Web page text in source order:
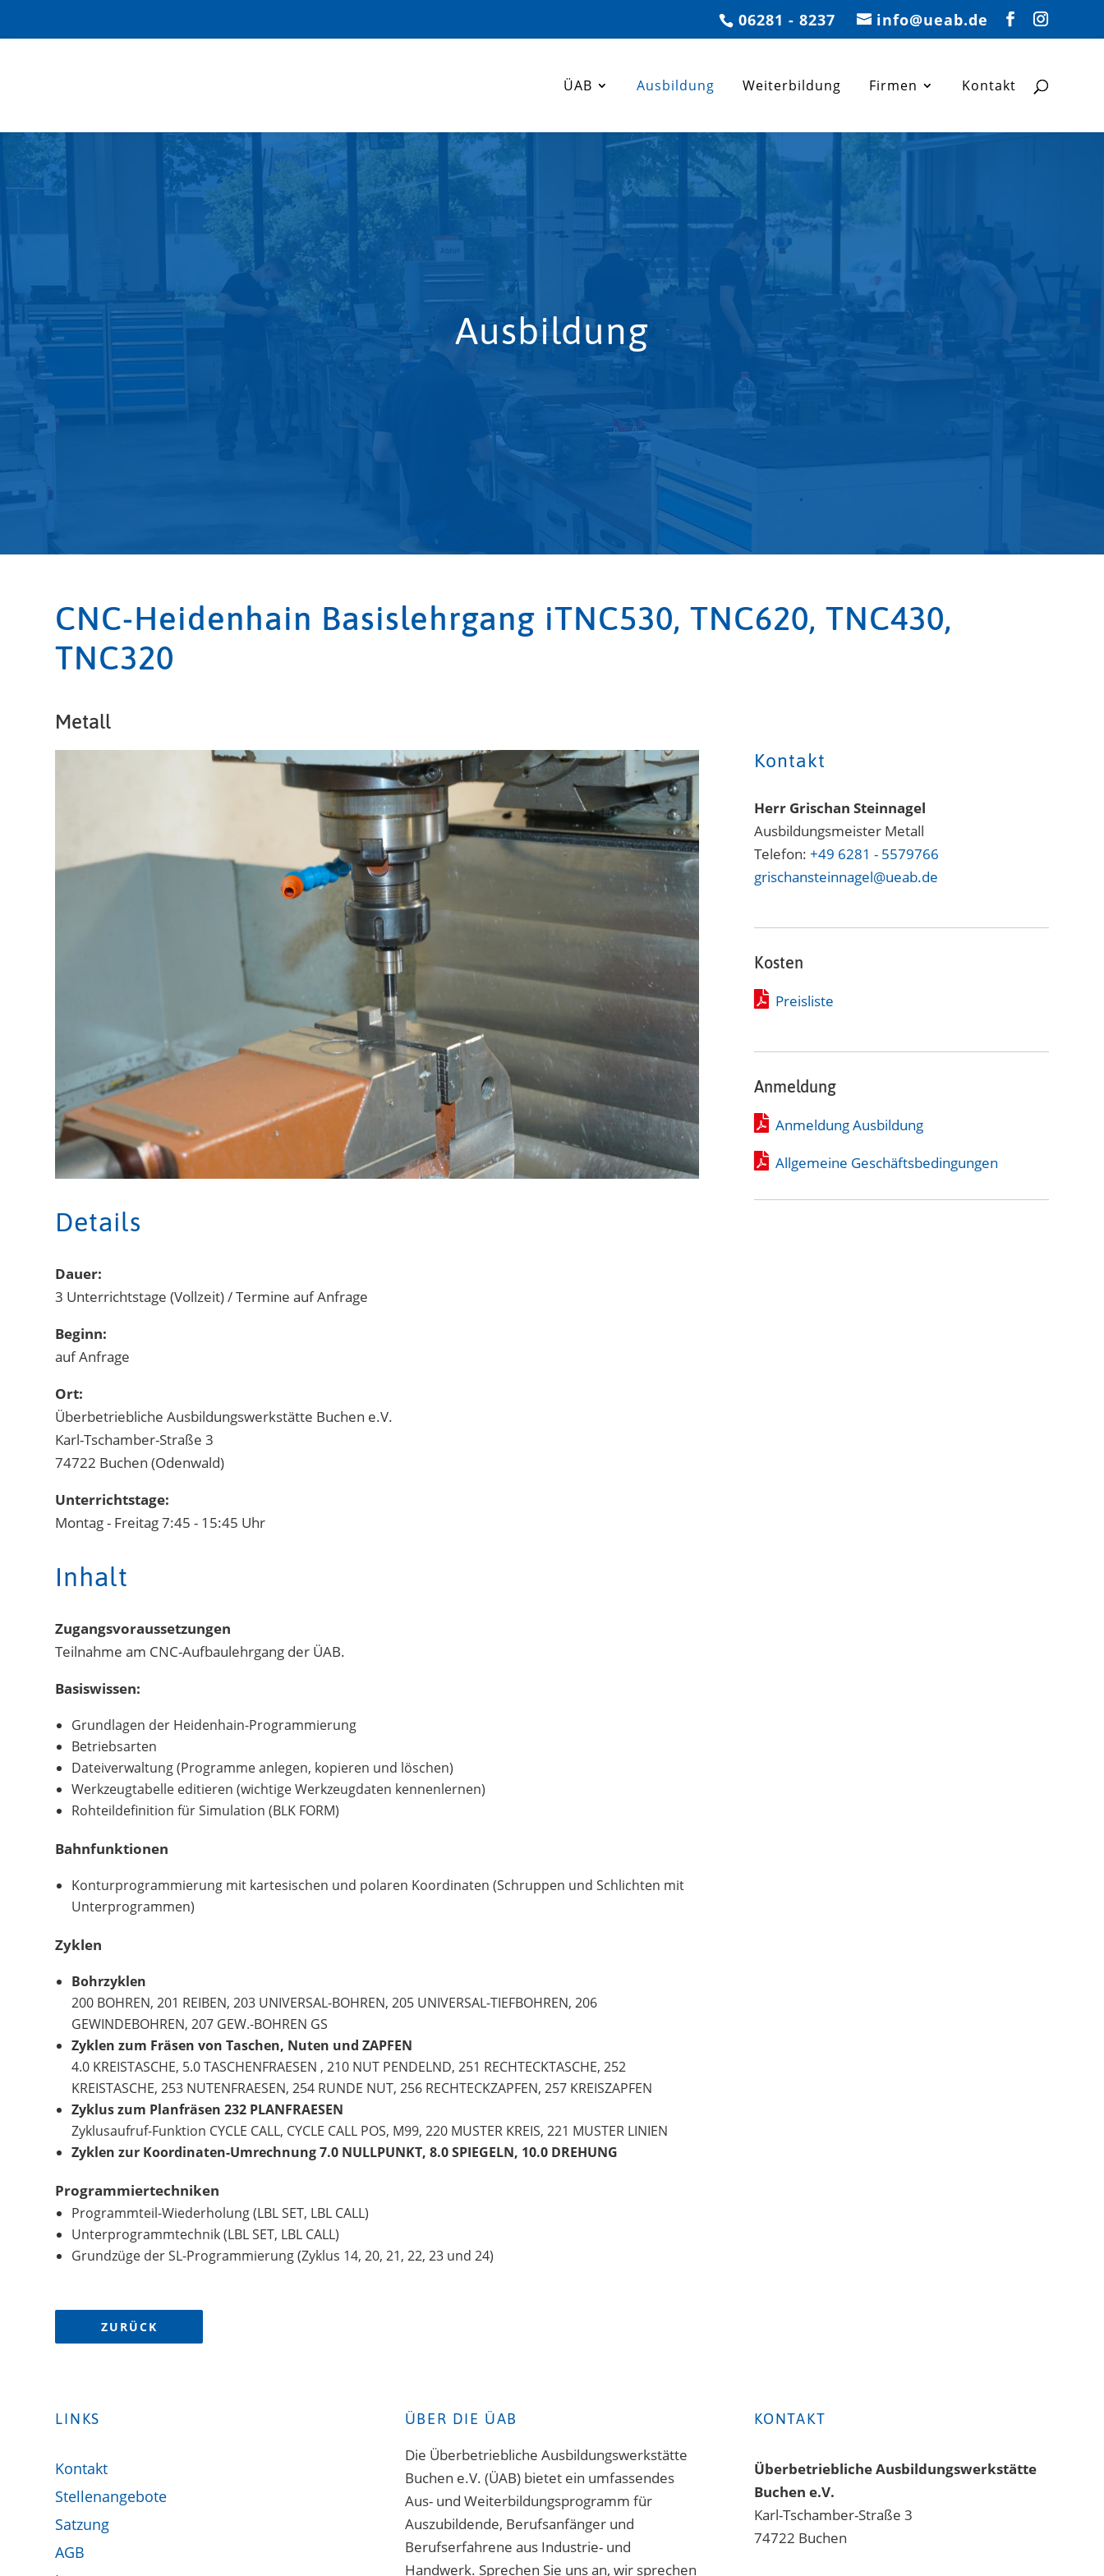
06281 - 8237 info@ueab.de
ÜAB Ausbildung Weiterbildung Firmen Kontakt
Ausbildung
CNC-Heidenhain Basislehrgang iTNC530, TNC620, TNC430,
TNC320
Metall
Details
Dauer:
3 Unterrichtstage (Vollzeit) / Termine auf Anfrage
Beginn:
auf Anfrage
Ort:
Überbetriebliche Ausbildungswerkstätte Buchen e.V.
Karl-Tschamber-Straße 3
74722 Buchen (Odenwald)
Unterrichtstage:
Montag - Freitag 7:45 - 15:45 Uhr
Inhalt
Zugangsvoraussetzungen
Teilnahme am CNC-Aufbaulehrgang der ÜAB.
Basiswissen:
Grundlagen der Heidenhain-Programmierung
Betriebsarten
Dateiverwaltung (Programme anlegen, kopieren und löschen)
Werkzeugtabelle editieren (wichtige Werkzeugdaten kennenlernen)
Rohteildefinition für Simulation (BLK FORM)
Bahnfunktionen
Konturprogrammierung mit kartesischen und polaren Koordinaten (Schruppen und Schlichten mit
Unterprogrammen)
Zyklen
Bohrzyklen
200 BOHREN, 201 REIBEN, 203 UNIVERSAL-BOHREN, 205 UNIVERSAL-TIEFBOHREN, 206
GEWINDEBOHREN, 207 GEW.-BOHREN GS
Zyklen zum Fräsen von Taschen, Nuten und ZAPFEN
4.0 KREISTASCHE, 5.0 TASCHENFRAESEN , 210 NUT PENDELND, 251 RECHTECKTASCHE, 252
KREISTASCHE, 253 NUTENFRAESEN, 254 RUNDE NUT, 256 RECHTECKZAPFEN, 257 KREISZAPFEN
Zyklus zum Planfräsen 232 PLANFRAESEN
Zyklusaufruf-Funktion CYCLE CALL, CYCLE CALL POS, M99, 220 MUSTER KREIS, 221 MUSTER LINIEN
Zyklen zur Koordinaten-Umrechnung 7.0 NULLPUNKT, 8.0 SPIEGELN, 10.0 DREHUNG
Programmiertechniken
Programmteil-Wiederholung (LBL SET, LBL CALL)
Unterprogrammtechnik (LBL SET, LBL CALL)
Grundzüge der SL-Programmierung (Zyklus 14, 20, 21, 22, 23 und 24)
ZURÜCK
Kontakt
Herr Grischan Steinnagel
Ausbildungsmeister Metall
Telefon: +49 6281 - 5579766
grischansteinnagel@ueab.de
Kosten
Preisliste
Anmeldung
Anmeldung Ausbildung
Allgemeine Geschäftsbedingungen
LINKS
Kontakt
Stellenangebote
Satzung
AGB
ÜBER DIE ÜAB
Die Überbetriebliche Ausbildungswerkstätte
Buchen e.V. (ÜAB) bietet ein umfassendes
Aus- und Weiterbildungsprogramm für
Auszubildende, Berufsanfänger und
Berufserfahrene aus Industrie- und
Handwerk. Sprechen Sie uns an, wir sprechen
KONTAKT
Überbetriebliche Ausbildungswerkstätte
Buchen e.V.
Karl-Tschamber-Straße 3
74722 Buchen